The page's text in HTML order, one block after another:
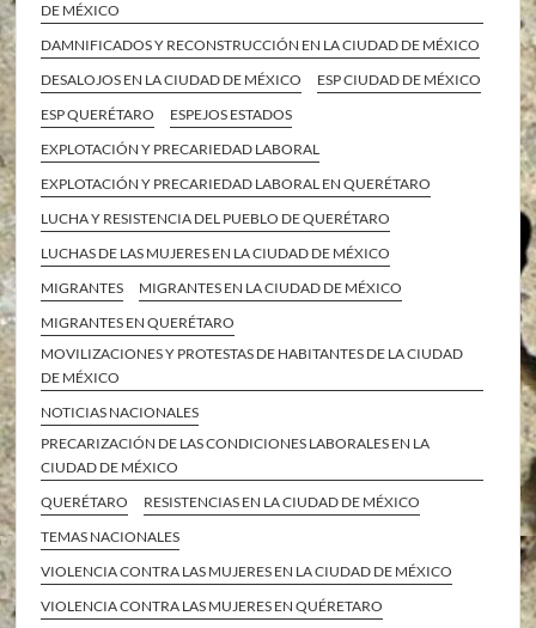
DE MÉXICO
DAMNIFICADOS Y RECONSTRUCCIÓN EN LA CIUDAD DE MÉXICO
DESALOJOS EN LA CIUDAD DE MÉXICO
ESP CIUDAD DE MÉXICO
ESP QUERÉTARO
ESPEJOS ESTADOS
EXPLOTACIÓN Y PRECARIEDAD LABORAL
EXPLOTACIÓN Y PRECARIEDAD LABORAL EN QUERÉTARO
LUCHA Y RESISTENCIA DEL PUEBLO DE QUERÉTARO
LUCHAS DE LAS MUJERES EN LA CIUDAD DE MÉXICO
MIGRANTES
MIGRANTES EN LA CIUDAD DE MÉXICO
MIGRANTES EN QUERÉTARO
MOVILIZACIONES Y PROTESTAS DE HABITANTES DE LA CIUDAD
DE MÉXICO
NOTICIAS NACIONALES
PRECARIZACIÓN DE LAS CONDICIONES LABORALES EN LA
CIUDAD DE MÉXICO
QUERÉTARO
RESISTENCIAS EN LA CIUDAD DE MÉXICO
TEMAS NACIONALES
VIOLENCIA CONTRA LAS MUJERES EN LA CIUDAD DE MÉXICO
VIOLENCIA CONTRA LAS MUJERES EN QUÉRETARO